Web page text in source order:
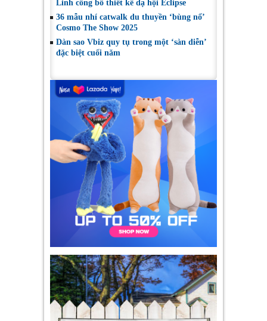
Linh công bố thiết kế dạ hội Eclipse
36 mẫu nhí catwalk du thuyền ‘bùng nổ’
Cosmo The Show 2025
Dàn sao Vbiz quy tụ trong một ‘sàn diễn’
đặc biệt cuối năm